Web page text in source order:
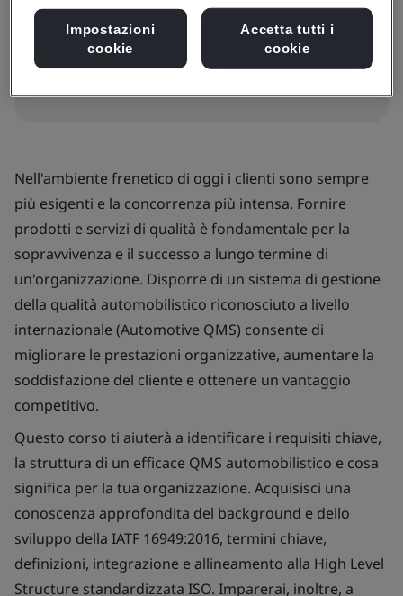
In-house
Nell'ambiente frenetico di oggi i clienti sono sempre
più esigenti e la concorrenza più intensa. Fornire
prodotti e servizi di qualità è fondamentale per la
sopravvivenza e il successo a lungo termine di
un'organizzazione. Disporre di un sistema di gestione
della qualità automobilistico riconosciuto a livello
internazionale (Automotive QMS) consente di
migliorare le prestazioni organizzative, aumentare la
soddisfazione del cliente e ottenere un vantaggio
competitivo.
Questo corso ti aiuterà a identificare i requisiti chiave,
la struttura di un efficace QMS automobilistico e cosa
significa per la tua organizzazione. Acquisisci una
conoscenza approfondita del background e dello
sviluppo della IATF 16949:2016, termini chiave,
definizioni, integrazione e allineamento alla High Level
Structure standardizzata ISO. Imparerai, inoltre, a
Impostazioni
cookie
Accetta tutti i
cookie